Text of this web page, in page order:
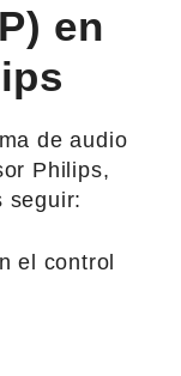
en
de audio
Philips,
seguir:
el control